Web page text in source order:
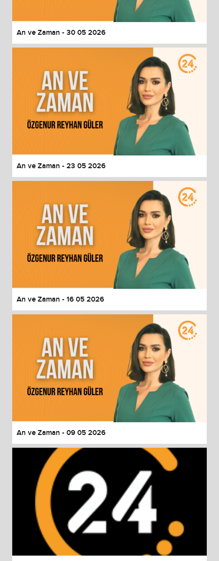
An ve Zaman - 30 05 2026
An ve Zaman - 23 05 2026
An ve Zaman - 16 05 2026
An ve Zaman - 09 05 2026